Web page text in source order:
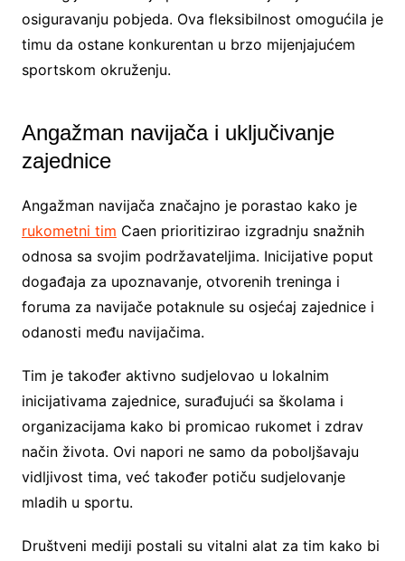
osiguravanju pobjeda. Ova fleksibilnost omogućila je
timu da ostane konkurentan u brzo mijenjajućem
sportskom okruženju.
Angažman navijača i uključivanje
zajednice
Angažman navijača značajno je porastao kako je
rukometni tim Caen prioritizirao izgradnju snažnih
odnosa sa svojim podržavateljima. Inicijative poput
događaja za upoznavanje, otvorenih treninga i
foruma za navijače potaknule su osjećaj zajednice i
odanosti među navijačima.
Tim je također aktivno sudjelovao u lokalnim
inicijativama zajednice, surađujući sa školama i
organizacijama kako bi promicao rukomet i zdrav
način života. Ovi napori ne samo da poboljšavaju
vidljivost tima, već također potiču sudjelovanje
mladih u sportu.
Društveni mediji postali su vitalni alat za tim kako bi